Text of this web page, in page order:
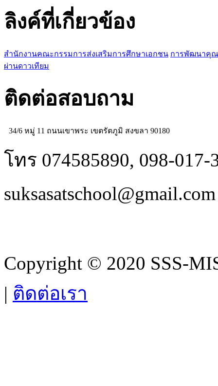
ลิงค์ที่เกี่ยวข้อง
สำนักงานคณะกรรมการส่งเสริมการศึกษาเอกชน การพัฒนาคุณ
ผ่านดาวเทียม
ติดต่อสอบถาม
34/6 หมู่ 11 ถนนเขาพระ เขตรัตภูมิ สงขลา 90180
โทร 074585890, 098-017-
suksasatschool@gmail.com
Copyright © 2020 SSS-
| ติดต่อเรา